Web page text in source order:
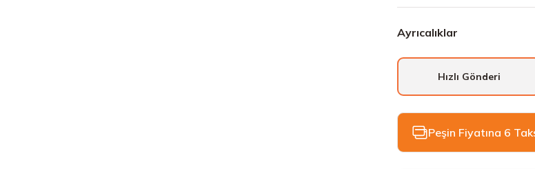
Ayrıcalıklar
Hızlı Gönderi
Peşin Fiyatına 6